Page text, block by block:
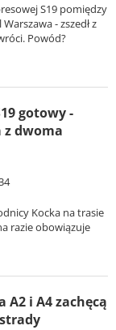
S19 pomiędzy
- zszedł z
Powód?
gotowy -
z dwoma
Kocka na trasie
razie obowiązuje
A2 i A4 zachęcą